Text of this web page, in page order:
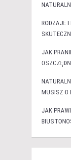
RODZAJE
JAK
MUSISZ O
JAK